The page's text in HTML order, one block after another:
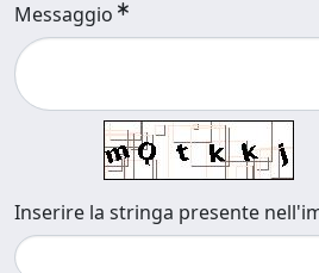
Messaggio
Inserire la stringa presente